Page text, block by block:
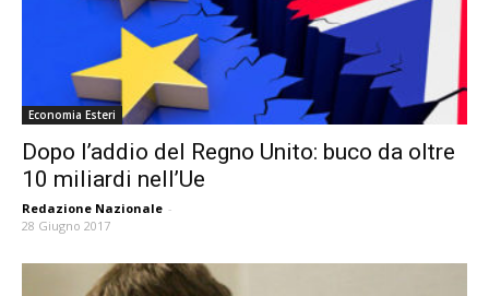
Economia Esteri
Dopo l’addio del Regno Unito: buco da oltre
10 miliardi nell’Ue
Redazione Nazionale -
28 Giugno 2017